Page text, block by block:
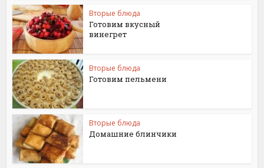
Вторые блюда
Готовим вкусный
винегрет
Вторые блюда
Готовим пельмени
Вторые блюда
Домашние блинчики